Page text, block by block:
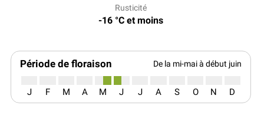
Rusticité
-16 °C et moins
Période de floraison De la mi-mai à début juin
J F M A M J J A S O N D